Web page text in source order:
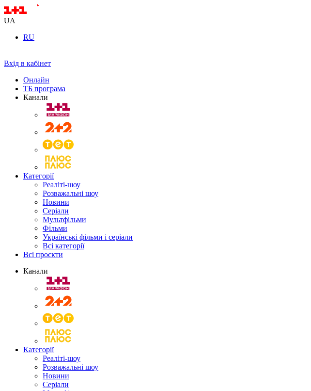
UA
RU
Вхід в кабінет
Онлайн
ТБ програма
Канали
Категорії
Реаліті-шоу
Розважальні шоу
Новини
Серіали
Мультфільми
Фільми
Українські фільми і серіали
Всі категорії
Всі проєкти
Канали
Категорії
Реаліті-шоу
Розважальні шоу
Новини
Серіали